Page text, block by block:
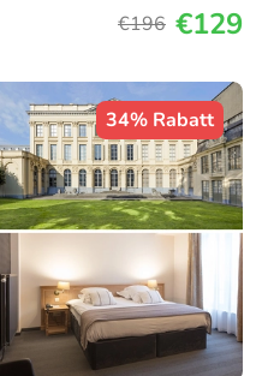
€196 €129
34% Rabatt